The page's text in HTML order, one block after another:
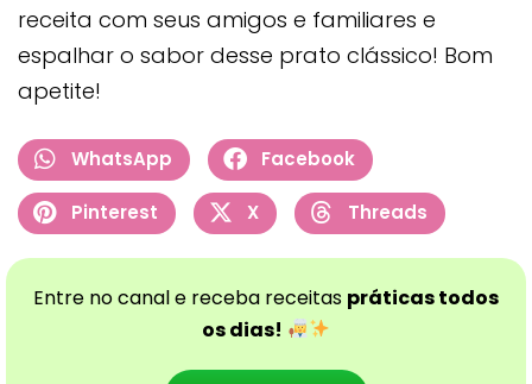
receita com seus amigos e familiares e
espalhar o sabor desse prato clássico! Bom
apetite!
WhatsApp Facebook
Pinterest X Threads
Entre no canal e receba receitas práticas todos
os dias!